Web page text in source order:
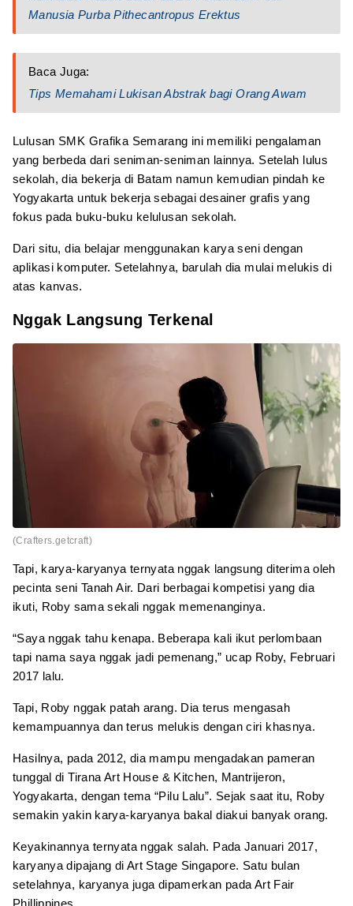
Manusia Purba Pithecantropus Erektus
Baca Juga:
Tips Memahami Lukisan Abstrak bagi Orang Awam
Lulusan SMK Grafika Semarang ini memiliki pengalaman
yang berbeda dari seniman-seniman lainnya. Setelah lulus
sekolah, dia bekerja di Batam namun kemudian pindah ke
Yogyakarta untuk bekerja sebagai desainer grafis yang
fokus pada buku-buku kelulusan sekolah.
Dari situ, dia belajar menggunakan karya seni dengan
aplikasi komputer. Setelahnya, barulah dia mulai melukis di
atas kanvas.
Nggak Langsung Terkenal
(Crafters.getcraft)
Tapi, karya-karyanya ternyata nggak langsung diterima oleh
pecinta seni Tanah Air. Dari berbagai kompetisi yang dia
ikuti, Roby sama sekali nggak memenanginya.
“Saya nggak tahu kenapa. Beberapa kali ikut perlombaan
tapi nama saya nggak jadi pemenang,” ucap Roby, Februari
2017 lalu.
Tapi, Roby nggak patah arang. Dia terus mengasah
kemampuannya dan terus melukis dengan ciri khasnya.
Hasilnya, pada 2012, dia mampu mengadakan pameran
tunggal di Tirana Art House & Kitchen, Mantrijeron,
Yogyakarta, dengan tema “Pilu Lalu”. Sejak saat itu, Roby
semakin yakin karya-karyanya bakal diakui banyak orang.
Keyakinannya ternyata nggak salah. Pada Januari 2017,
karyanya dipajang di Art Stage Singapore. Satu bulan
setelahnya, karyanya juga dipamerkan pada Art Fair
Phillippines.